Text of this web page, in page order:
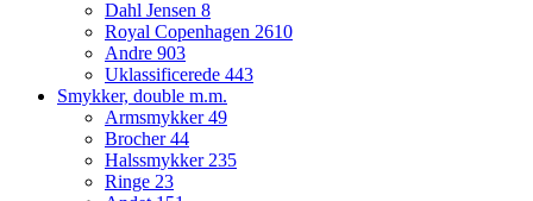
Dahl Jensen 8
Royal Copenhagen 2610
Andre 903
Uklassificerede 443
Smykker, double m.m.
Armsmykker49
Brocher44
Halssmykker 235
Ringe 23